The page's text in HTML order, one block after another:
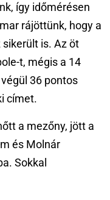
így időmérésen
rájöttünk, hogy a
is. Az öt
t, mégis a 14
36 pontos
címet.
a mezőny, jött a
és Molnár
Sokkal